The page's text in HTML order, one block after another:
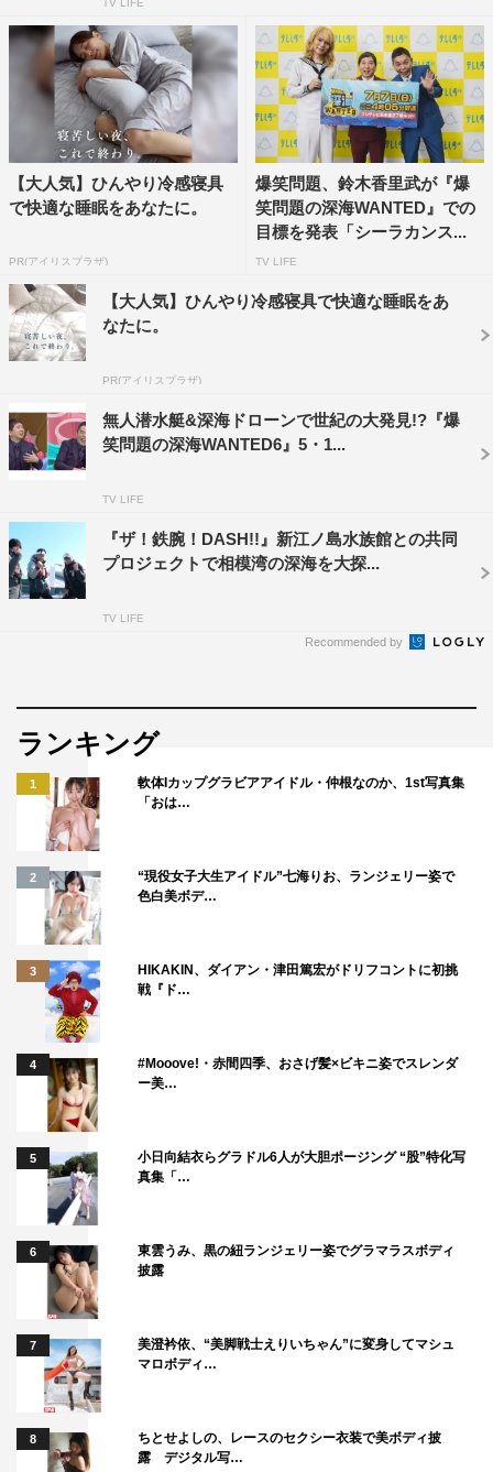
『爆笑問題の深海WANTED９』照英 ©テレビ静岡
知らない世界をのぞけるのはこんなに幸せなことなんだ、
今回、富山ロケに参加して水中ドローンで水深1000メー
トルまでいきましたが、見えない世界が見られてワクワク
カズレーザー コメント
『爆笑問題の深海WANTED９』カズレーザー ©テレビ静岡
こういう番組は新しい情報を出していくのが普通だと思う
のですが、この番組は「分からないですよ」という提示の
仕方をする。分からないのが当たり前っていう、それが面
白いなと思いました。
した。
秋元真夏 コメント
『爆笑問題の深海WANTED９』秋元真夏 ©テレビ静岡
深海生物は、知らないことばかりでしたが、幼魚のかわい
【大人気】ひんやり冷感寝具
で快適な睡眠をあなたに。
PR(アイリスプラザ)
爆笑問題、鈴木香里武が『爆
笑問題の深海WANTED』での
目標を発表「シーラカンス...
TV LIFE
【大人気】ひんやり冷感寝具で快適な睡眠をあ
なたに。
PR(アイリスプラザ)
無人潜水艇&深海ドローンで世紀の大発見!?『爆
笑問題の深海WANTED6』5・1...
TV LIFE
『ザ！鉄腕！DASH!!』新江ノ島水族館との共同
プロジェクトで相模湾の深海を大探...
TV LIFE
Recommended by
ランキング
1
軟体Iカップグラビアアイドル・仲根なのか、1st写真集
「おは…
2
“現役女子大生アイドル”七海りお、ランジェリー姿で
色白美ボデ…
3
HIKAKIN、ダイアン・津田篤宏がドリフコントに初挑
戦『ド…
4
#Mooove!・赤間四季、おさげ髪×ビキニ姿でスレンダ
ー美…
5
小日向結衣らグラドル6人が大胆ポージング “股”特化写
真集「…
6
東雲うみ、黒の紐ランジェリー姿でグラマラスボディ
披露
7
美澄衿依、“美脚戦士えりいちゃん”に変身してマシュ
マロボディ…
8
ちとせよしの、レースのセクシー衣装で美ボディ披
露 デジタル写…